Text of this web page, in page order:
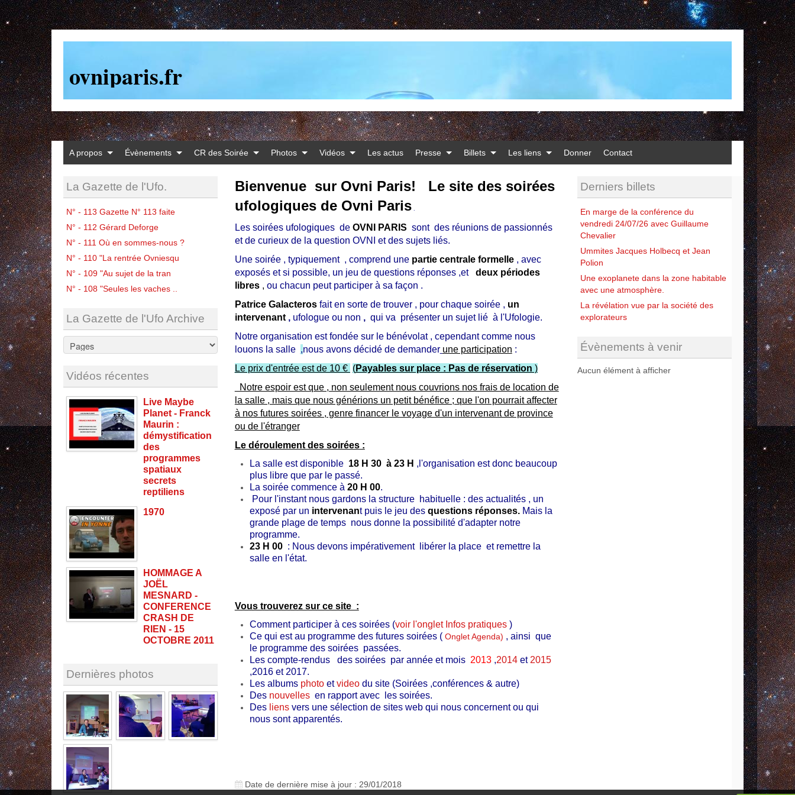
ovniparis.fr
A propos Évènements CR des Soirée Photos Vidéos Les actus Presse Billets Les liens Donner Contact
La Gazette de l'Ufo.
N° - 113 Gazette N° 113 faite
N° - 112 Gérard Deforge
N° - 111 Où en sommes-nous ?
N° - 110 "La rentrée Ovniesqu
N° - 109 "Au sujet de la tran
N° - 108 "Seules les vaches ..
La Gazette de l'Ufo Archive
Vidéos récentes
Live Maybe
Planet - Franck
Maurin :
démystification
des
programmes
spatiaux
secrets
reptiliens
1970
HOMMAGE A
JOËL
MESNARD -
CONFERENCE
CRASH DE
RIEN - 15
OCTOBRE 2011
Dernières photos
Bienvenue sur Ovni Paris! Le site des soirées
ufologiques de Ovni Paris.
Les soirées ufologiques de OVNI PARIS sont des réunions de passionnés
et de curieux de la question OVNI et des sujets liés.
Une soirée , typiquement , comprend une partie centrale formelle, avec
exposés et si possible, un jeu de questions réponses ,et
deux périodes
libres, ou chacun peut participer à sa façon .
Patrice Galacteros fait en sorte de trouver , pour chaque soirée , un
intervenant, ufologue ou non ,qui va présenter un sujet lié à l'Ufologie.
Notre organisation est fondée sur le bénévolat , cependant comme nous
louons la salle ,nous avons décidé de demander une participation :
Le prix d'entrée est de 10 € (Payables sur place : Pas de réservation )
Notre espoir est que , non seulement nous couvrions nos frais de location de
la salle , mais que nous générions un petit bénéfice ; que l'on pourrait affecter
à nos futures soirées , genre financer le voyage d'un intervenant de province
ou de l'étranger
Le déroulement des soirées:
La salle est disponible 18 H 30 à 23 H ,l'organisation est donc beaucoup
plus libre que par le passé.
La soirée commence à 20 H 00.
Pour l'instant nous gardons la structure habituelle : des actualités , un
exposé par un intervenant puis le jeu des questions réponses.Mais la
grande plage de temps nous donne la possibilité d'adapter notre
programme.
23 H 00 : Nous devons impérativement libérer la place et remettre la
salle en l'état.
Vous trouverez sur ce site :
Comment participer à ces soirées (voir l'onglet Infos pratiques )
Ce qui est au programme des futures soirées ( Onglet Agenda) , ainsi que
le programme des soirées passées.
Les compte-rendus des soirées par année et mois 2013 ,2014et 2015
,2016 et 2017.
Les albums photoetvideodu site (Soirées ,conférences & autre)
Des nouvelles en rapport avec les soirées.
Des liensvers une sélection de sites web qui nous concernent ou qui
nous sont apparentés.
Date de dernière mise à jour : 29/01/2018
Derniers billets
En marge de la conférence du
vendredi 24/07/26 avec Guillaume
Chevalier
Ummites Jacques Holbecq et Jean
Polion
Une exoplanete dans la zone habitable
avec une atmosphère.
La révélation vue par la société des
explorateurs
Évènements à venir
Aucun élément à afficher